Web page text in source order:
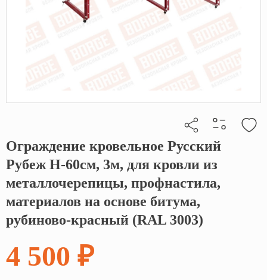
Кликните, чтобы скопировать прямую ссылку
Ограждение кровельное Русский
Рубеж H-60см, 3м, для кровли из
металлочерепицы, профнастила,
материалов на основе битума,
рубиново-красный (RAL 3003)
4 500 ₽